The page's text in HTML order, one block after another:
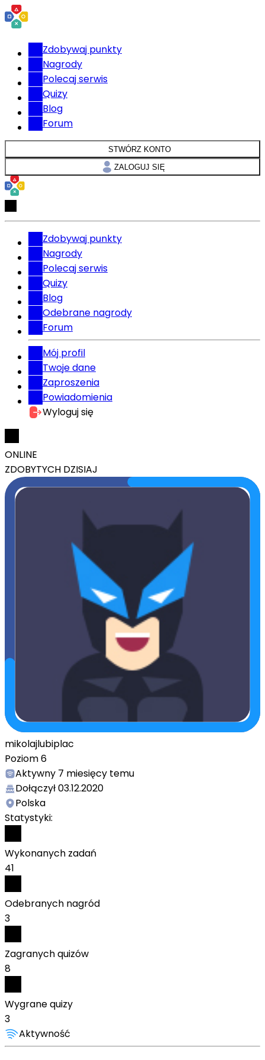
Zdobywaj punkty
Nagrody
Polecaj serwis
Quizy
Blog
Forum
STWÓRZ KONTO
ZALOGUJ SIĘ
Zdobywaj punkty
Nagrody
Polecaj serwis
Quizy
Blog
Odebrane nagrody
Forum
Mój profil
Twoje dane
Zaproszenia
Powiadomienia
Wyloguj się
ONLINE
ZDOBYTYCH DZISIAJ
mikolajlubiplac
Poziom6
Aktywny 7 miesięcy temu
Dołączył03.12.2020
Polska
Statystyki:
Wykonanych zadań
41
Odebranych nagród
3
Zagranych quizów
8
Wygrane quizy
3
Aktywność